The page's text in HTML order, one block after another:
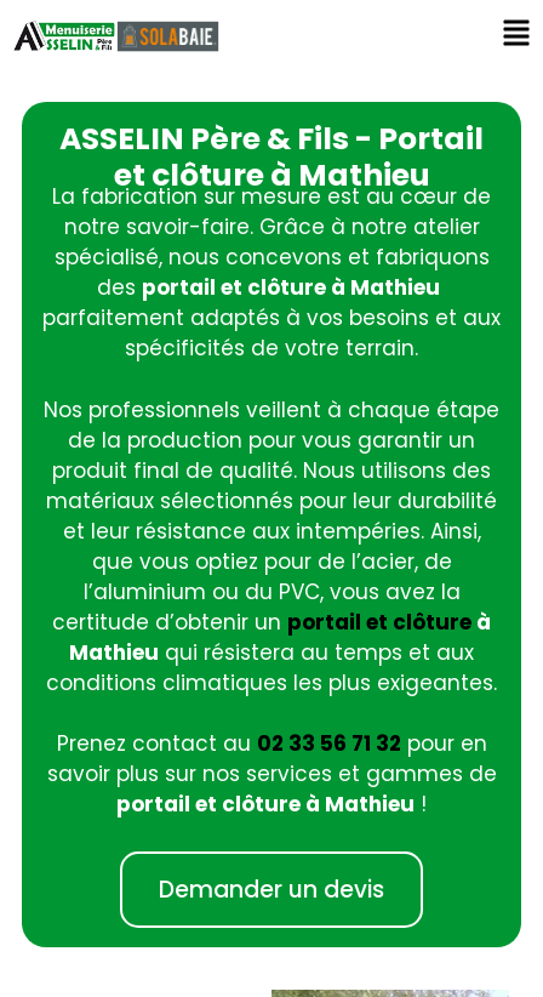
ASSELIN Père & Fils - Portail
et clôture à Mathieu
La fabrication sur mesure est au cœur de
notre savoir-faire. Grâce à notre atelier
spécialisé, nous concevons et fabriquons
des portail et clôture à Mathieu
parfaitement adaptés à vos besoins et aux
spécificités de votre terrain.
Nos professionnels veillent à chaque étape
de la production pour vous garantir un
produit final de qualité. Nous utilisons des
matériaux sélectionnés pour leur durabilité
et leur résistance aux intempéries. Ainsi,
que vous optiez pour de l’acier, de
l’aluminium ou du PVC, vous avez la
certitude d’obtenir un portail et clôture à
Mathieu qui résistera au temps et aux
conditions climatiques les plus exigeantes.
Prenez contact au 02 33 56 71 32 pour en
savoir plus sur nos services et gammes de
portail et clôture à Mathieu !
Demander un devis